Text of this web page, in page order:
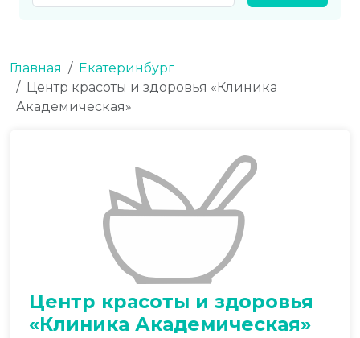
Главная
Екатеринбург
Центр красоты и здоровья «Клиника
Академическая»
Центр красоты и здоровья
«Клиника Академическая»